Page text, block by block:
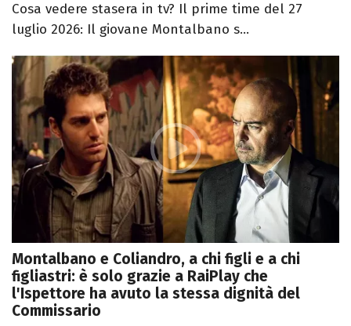
Cosa vedere stasera in tv? Il prime time del 27
luglio 2026: Il giovane Montalbano s...
Montalbano e Coliandro, a chi figli e a chi
figliastri: è solo grazie a RaiPlay che
l'Ispettore ha avuto la stessa dignità del
Commissario